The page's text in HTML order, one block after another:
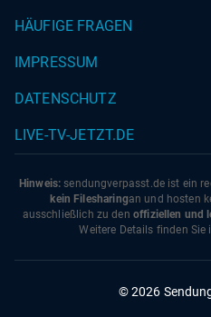
HÄUFIGE FRAGEN
IMPRESSUM
DATENSCHUTZ
LIVE-TV-JETZT.DE
Hinweis: sendungverpasst.de ist ein
kein Filesharingan und hosten
ausschließlich zu den offiziellen und
Weitere Details finden Sie
© 2026